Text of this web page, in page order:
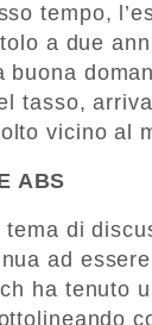
tempo,
a due
buona
tasso,
vicino al
ABS
di
ad
ha tenuto